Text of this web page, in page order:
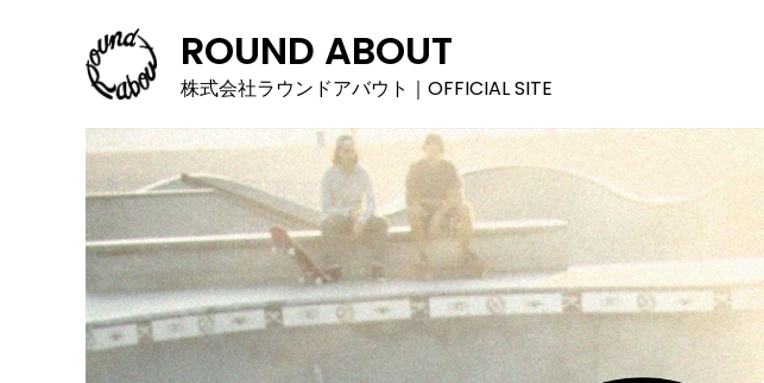
ROUND ABOUT
株式会社ラウンドアバウト｜OFFICIAL SITE